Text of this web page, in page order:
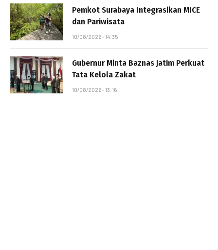
Pemkot Surabaya Integrasikan MICE
dan Pariwisata
10/08/2026 - 14:35
Gubernur Minta Baznas Jatim Perkuat
Tata Kelola Zakat
10/08/2026 - 13:16